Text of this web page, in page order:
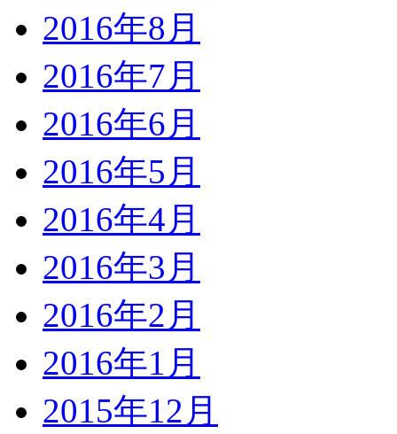
2016年8月
2016年7月
2016年6月
2016年5月
2016年4月
2016年3月
2016年2月
2016年1月
2015年12月